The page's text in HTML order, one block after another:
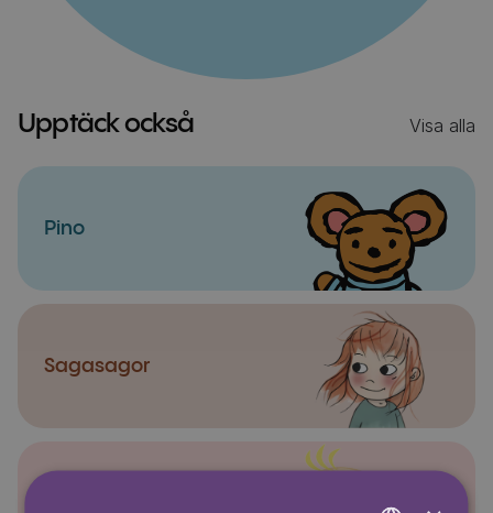
Upptäck också Visa alla
Pino
Sagasagor